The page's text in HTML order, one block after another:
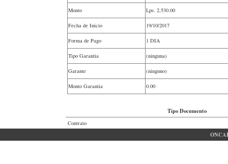
Monto Lps. 2,530.00
Fecha de Inicio 19/10/2017
Forma de Pago 1 DIA
Tipo Garantia (ninguna)
Garante (ninguno)
Monto Garantia 0.00
Tipo Documento
Contrato